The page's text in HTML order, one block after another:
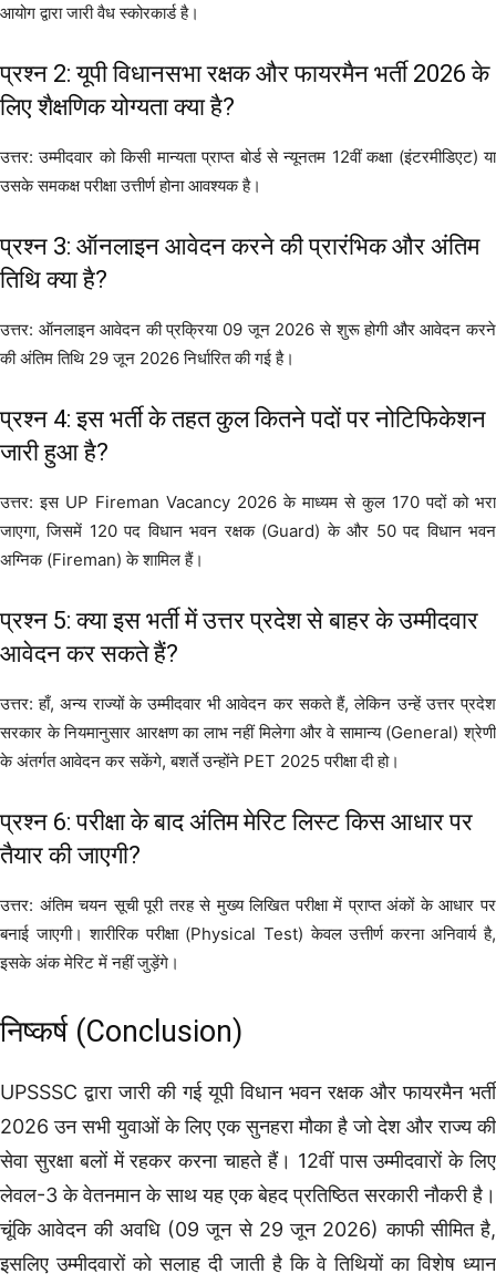
आयोग द्वारा जारी वैध स्कोरकार्ड है।
प्रश्न 2: यूपी विधानसभा रक्षक और फायरमैन भर्ती 2026 के
लिए शैक्षणिक योग्यता क्या है?
उत्तर: उम्मीदवार को किसी मान्यता प्राप्त बोर्ड से न्यूनतम 12वीं कक्षा (इंटरमीडिएट) या
उसके समकक्ष परीक्षा उत्तीर्ण होना आवश्यक है।
प्रश्न 3: ऑनलाइन आवेदन करने की प्रारंभिक और अंतिम
तिथि क्या है?
उत्तर: ऑनलाइन आवेदन की प्रक्रिया 09 जून 2026 से शुरू होगी और आवेदन करने
की अंतिम तिथि 29 जून 2026 निर्धारित की गई है।
प्रश्न 4: इस भर्ती के तहत कुल कितने पदों पर नोटिफिकेशन
जारी हुआ है?
उत्तर: इस UP Fireman Vacancy 2026 के माध्यम से कुल 170 पदों को भरा
जाएगा, जिसमें 120 पद विधान भवन रक्षक (Guard) के और 50 पद विधान भवन
अग्निक (Fireman) के शामिल हैं।
प्रश्न 5: क्या इस भर्ती में उत्तर प्रदेश से बाहर के उम्मीदवार
आवेदन कर सकते हैं?
उत्तर: हाँ, अन्य राज्यों के उम्मीदवार भी आवेदन कर सकते हैं, लेकिन उन्हें उत्तर प्रदेश
सरकार के नियमानुसार आरक्षण का लाभ नहीं मिलेगा और वे सामान्य (General) श्रेणी
के अंतर्गत आवेदन कर सकेंगे, बशर्ते उन्होंने PET 2025 परीक्षा दी हो।
प्रश्न 6: परीक्षा के बाद अंतिम मेरिट लिस्ट किस आधार पर
तैयार की जाएगी?
उत्तर: अंतिम चयन सूची पूरी तरह से मुख्य लिखित परीक्षा में प्राप्त अंकों के आधार पर
बनाई जाएगी। शारीरिक परीक्षा (Physical Test) केवल उत्तीर्ण करना अनिवार्य है,
इसके अंक मेरिट में नहीं जुड़ेंगे।
निष्कर्ष (Conclusion)
UPSSSC द्वारा जारी की गई यूपी विधान भवन रक्षक और फायरमैन भर्ती
2026 उन सभी युवाओं के लिए एक सुनहरा मौका है जो देश और राज्य की
सेवा सुरक्षा बलों में रहकर करना चाहते हैं। 12वीं पास उम्मीदवारों के लिए
लेवल-3 के वेतनमान के साथ यह एक बेहद प्रतिष्ठित सरकारी नौकरी है।
चूंकि आवेदन की अवधि (09 जून से 29 जून 2026) काफी सीमित है,
इसलिए उम्मीदवारों को सलाह दी जाती है कि वे तिथियों का विशेष ध्यान